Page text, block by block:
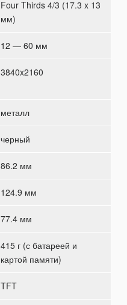
Four Thirds 4/3 (17.3 x 13
мм)
12 — 60 мм
3840x2160
металл
черный
86.2 мм
124.9 мм
77.4 мм
415 г (с батареей и
картой памяти)
TFT